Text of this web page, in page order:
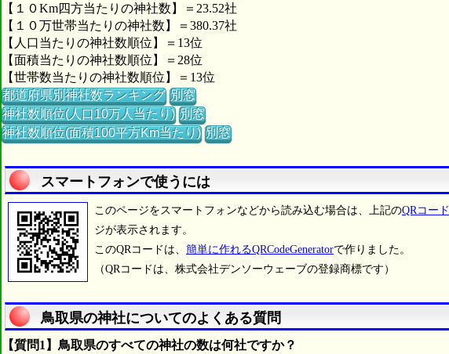
【１０Km四方当たりの神社数】＝23.52社
【１０万世帯当たりの神社数】＝380.37社
【人口当たりの神社数順位】＝13位
【面積当たりの神社数順位】＝28位
【世帯数当たりの神社数順位】＝13位
都道府県別神社数ランキング 別窓
神社数順位(人口10万人当たり) 別窓
神社数順位(面積100平方Km当たり) 別窓
スマートフォンで使うには
このページをスマートフォンなどから読み込む場合は、上記のQRコード
ジが表示されます。
このQRコードは、 簡単に作れるQRCodeGeneratorで作りました。
（QRコードは、株式会社デンソーウェーブの登録商標です）
鳥取県の神社についてのよくある質問
【質問1】鳥取県のすべての神社の数は何社ですか？